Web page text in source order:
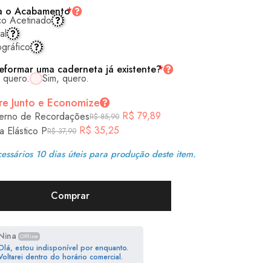
*
o Acabamento
Acetinado
*
uma caderneta já existente?
Sim, quero.
Junto e Economize
de RecordaçõesR$85,90 R$ 79,89
Elástico PR$37,90 R$ 35,25
10 dias úteis para produção deste item.
Comprar
Offline
estou indisponível por enquanto.
dentro do horário comercial.